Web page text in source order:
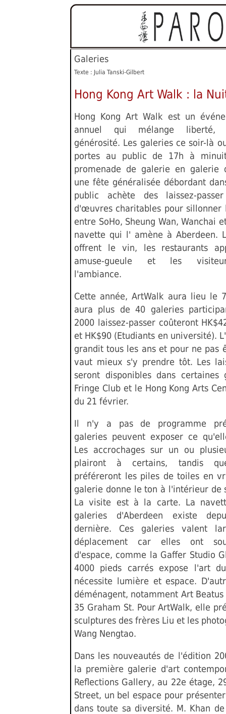
Galeries
Texte : Julia Tanski-Gilbert
Hong Kong Art Walk : la
Hong Kong Art Walk est un
annuel qui mélange liberté,
générosité. Les galeries ce soir-là
portes au public de 17h à
promenade de galerie en galerie
une fête généralisée débordant
public achète des laissez-
d'œuvres charitables pour sillonner
entre SoHo, Sheung Wan, Wanchai
navette qui l' amène à Aberdeen.
offrent le vin, les restaurants
amuse-gueule et les
l'ambiance.
Cette année, ArtWalk aura lieu le
aura plus de 40 galeries
2000 laissez-passer coûteront
et HK$90 (Etudiants en université).
grandit tous les ans et pour ne pas
vaut mieux s'y prendre tôt. Les
seront disponibles dans certaines
Fringe Club et le Hong Kong Arts
du 21 février.
Il n'y a pas de programme
galeries peuvent exposer ce
Les accrochages sur un ou
plairont à certains, tandis
préféreront les piles de toiles en
galerie donne le ton à l'intérieur de
La visite est à la carte. La
galeries d'Aberdeen existe
dernière. Ces galeries valent
déplacement car elles ont
d'espace, comme la Gaffer Studio
4000 pieds carrés expose l'art
nécessite lumière et espace.
déménagent, notamment Art
35 Graham St. Pour ArtWalk, elle
sculptures des frères Liu et les
Wang Nengtao.
Dans les nouveautés de l'édition
la première galerie d'art
Reflections Gallery, au 22e étage,
Street, un bel espace pour
dans toute sa diversité. M. Khan de